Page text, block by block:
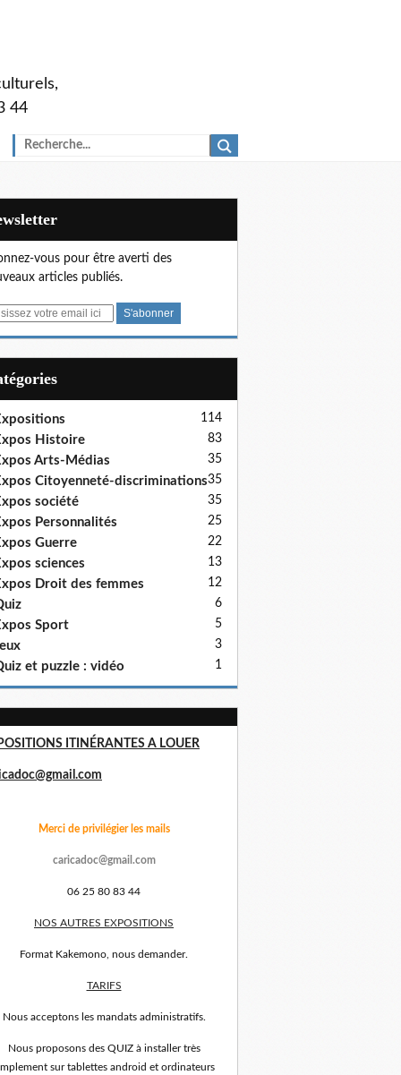
44
vous pour être averti des
articles publiés.
114
Histoire 83
Arts-Médias 35
Citoyenneté-discriminations35
société 35
Personnalités 25
Guerre 22
sciences 13
Droit des femmes 12
6
Sport 5
3
et puzzle : vidéo 1
ITINÉRANTES A LOUER
Merci de privilégier les mails
caricadoc@gmail.com
06 25 80 83 44
NOS AUTRES EXPOSITIONS
Format Kakemono, nous demander.
TARIFS
Nous acceptons les mandats administratifs.
Nous proposons des QUIZ à installer très
sur tablettes android et ordinateurs